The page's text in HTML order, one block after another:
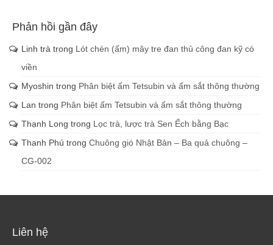
Phản hồi gần đây
Linh trà trong Lót chén (ấm) mây tre đan thủ công đan kỹ có
viền
Myoshin trong Phân biệt ấm Tetsubin và ấm sắt thông thường
Lan trong Phân biệt ấm Tetsubin và ấm sắt thông thường
Thạnh Long trong Lọc trà, lược trà Sen Ếch bằng Bạc
Thanh Phú trong Chuông gió Nhật Bản – Ba quả chuông –
CG-002
Liên hệ